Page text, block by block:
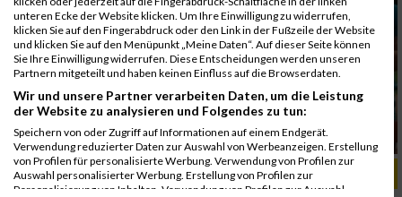
ALBUM B2RUN MÜNCHEN, B2RUN / 16.07.2019
unteren Ecke der Website klicken. Um Ihre Einwilligung zu widerrufen,
klicken Sie auf den Fingerabdruck oder den Link in der Fußzeile der Website
und klicken Sie auf den Menüpunkt „Meine Daten“. Auf dieser Seite können
Sie Ihre Einwilligung widerrufen. Diese Entscheidungen werden unseren
Partnern mitgeteilt und haben keinen Einfluss auf die Browserdaten.
Wir und unsere Partner verarbeiten Daten, um die Leistung
der Website zu analysieren und Folgendes zu tun:
Speichern von oder Zugriff auf Informationen auf einem Endgerät.
Verwendung reduzierter Daten zur Auswahl von Werbeanzeigen. Erstellung
von Profilen für personalisierte Werbung. Verwendung von Profilen zur
Auswahl personalisierter Werbung. Erstellung von Profilen zur
Personalisierung von Inhalten. Verwendung von Profilen zur Auswahl